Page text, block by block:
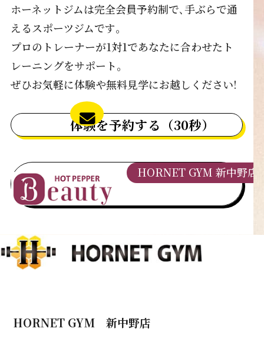
ホーネットジムは完全会員予約制で､手ぶらで通
えるスポーツジムです｡
プロのトレーナーが1対1であなたに合わせたト
レーニングをサポート｡
ぜひお気軽に体験や無料見学にお越しください!
体験を予約する（30秒）
HORNET GYM 新中野店
HORNET GYM 新中野店